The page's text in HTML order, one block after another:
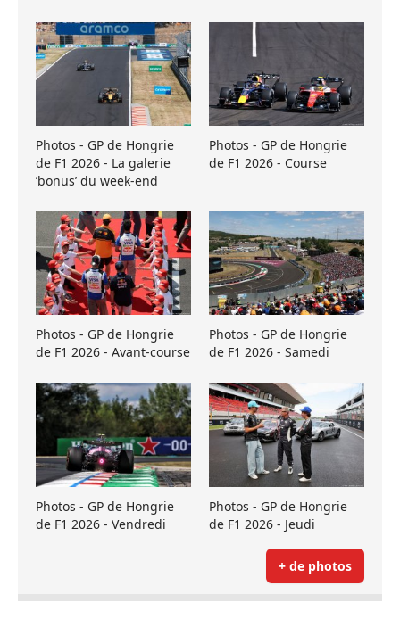
Photos - GP de Hongrie
de F1 2026 - La galerie
’bonus’ du week-end
Photos - GP de Hongrie
de F1 2026 - Course
Photos - GP de Hongrie
de F1 2026 - Avant-course
Photos - GP de Hongrie
de F1 2026 - Samedi
Photos - GP de Hongrie
de F1 2026 - Vendredi
Photos - GP de Hongrie
de F1 2026 - Jeudi
+ de photos